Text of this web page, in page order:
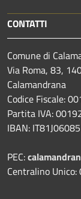
CONTATTI
Comune di
Via Roma, 83,
Calamandrana
Codice Fiscale:
Partita IVA:
IBAN:
PEC:
Centralino